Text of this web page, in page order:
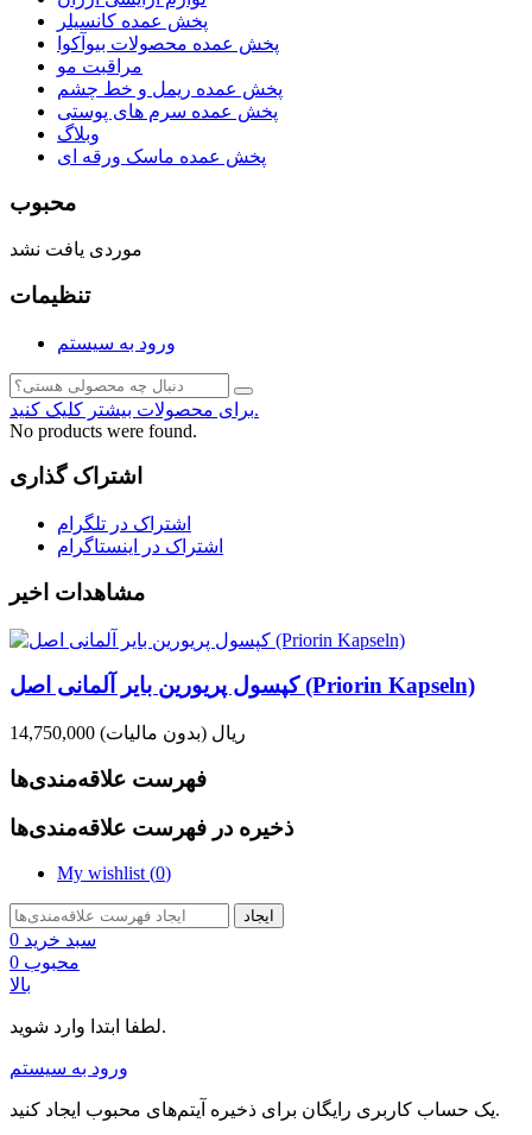
پخش عمده کانسیلر
پخش عمده محصولات بیوآکوا
مراقبت مو
پخش عمده ریمل و خط چشم
پخش عمده سرم های پوستی
وبلاگ
پخش عمده ماسک ورقه ای
محبوب
موردی یافت نشد
تنظیمات
ورود به سیستم
برای محصولات بیشتر کلیک کنید.
No products were found.
اشتراک گذاری
اشتراک در تلگرام
اشتراک در اینستاگرام
مشاهدات اخیر
کپسول پریورین بایر آلمانی اصل (Priorin Kapseln)
14,750,000 ریال (بدون مالیات)
فهرست علاقه‌مندی‌ها
ذخیره در فهرست علاقه‌مندی‌ها
My wishlist (0)
ایجاد
سبد خرید 0
محبوب 0
بالا
لطفا ابتدا وارد شوید.
ورود به سیستم
یک حساب کاربری رایگان برای ذخیره آیتم‌های محبوب ایجاد کنید.